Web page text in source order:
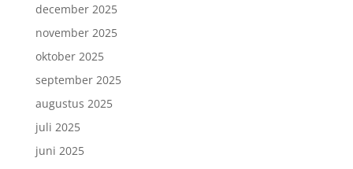
december 2025
november 2025
oktober 2025
september 2025
augustus 2025
juli 2025
juni 2025